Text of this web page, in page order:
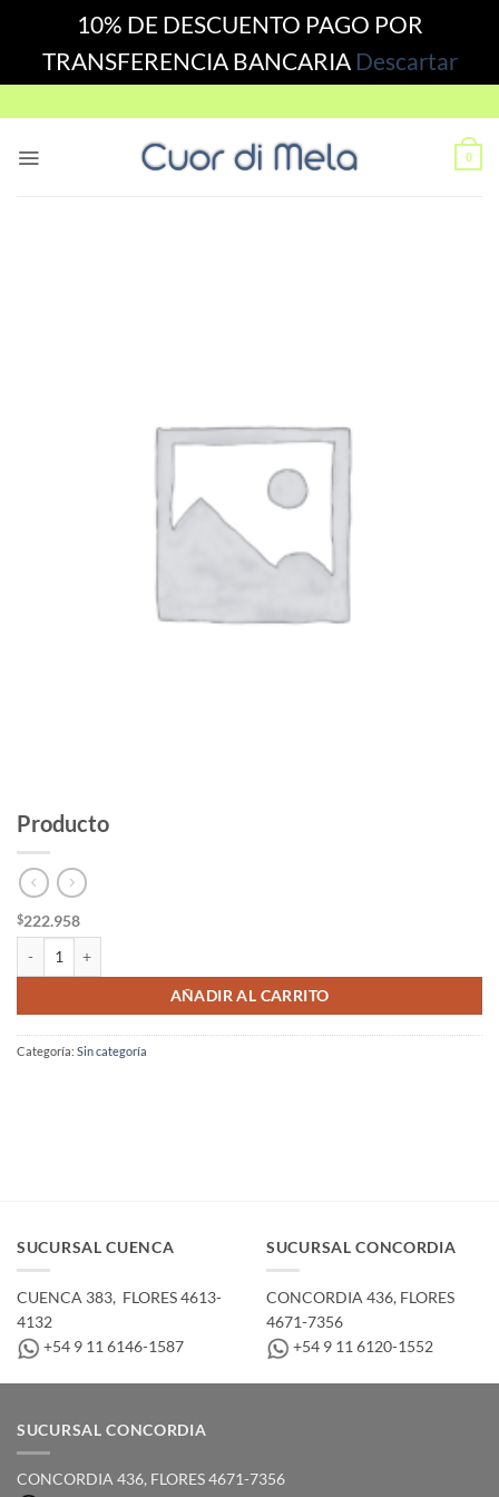
10% DE DESCUENTO PAGO POR
TRANSFERENCIA BANCARIA Descartar
to
0
Producto
$222.958
AÑADIR AL CARRITO
Categoría: Sin categoría
SUCURSAL CUENCA
CUENCA 383, ­ FLORES 4613-
4132
+54 9 11 6146-1587
SUCURSAL CONCORDIA
CONCORDIA 436,­ FLORES
4671-7356
+54 9 11 6120-1552
SUCURSAL CONCORDIA
CONCORDIA 436,­ FLORES 4671-7356